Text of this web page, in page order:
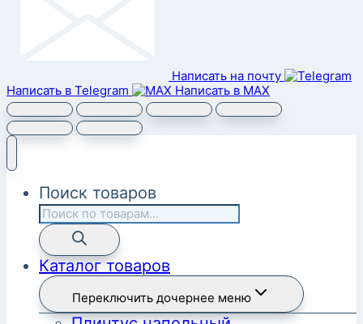
Написать на почту
Написать в Telegram
Написать в MAX
Поиск товаров
Каталог товаров
Переключить дочернее меню